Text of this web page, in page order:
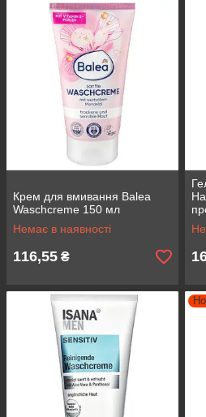
Крем для вмивання Balea
Waschcreme 150 мл
Немає в наявності
116,55 ₴